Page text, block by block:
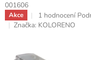
001606
Akce
Průměrné
hodnocení
1 hodnocení
Značka: KOLORENO